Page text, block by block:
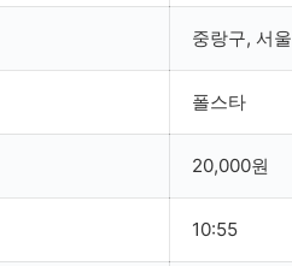
중랑구, 서울
폴스타
20,000원
10:55